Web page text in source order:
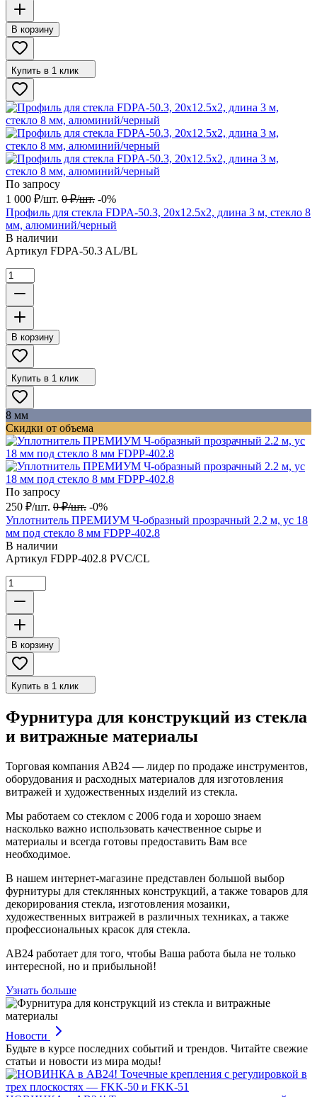
В корзину
Купить в 1 клик
По запросу
1 000 ₽/шт. 0 ₽/шт. -0%
Профиль для стекла FDPA-50.3, 20х12.5х2, длина 3 м, стекло 8
мм, алюминий/черный
В наличии
Артикул FDPA-50.3 AL/BL
В корзину
Купить в 1 клик
8 мм
Скидки от объема
По запросу
250 ₽/шт. 0 ₽/шт. -0%
Уплотнитель ПРЕМИУМ Ч-образный прозрачный 2.2 м, ус 18
мм под стекло 8 мм FDPP-402.8
В наличии
Артикул FDPP-402.8 PVC/CL
В корзину
Купить в 1 клик
Фурнитура для конструкций из стекла
и витражные материалы
Торговая компания АВ24 — лидер по продаже инструментов,
оборудования и расходных материалов для изготовления
витражей и художественных изделий из стекла.
Мы работаем со стеклом с 2006 года и хорошо знаем
насколько важно использовать качественное сырье и
материалы и всегда готовы предоставить Вам все
необходимое.
В нашем интернет-магазине представлен большой выбор
фурнитуры для стеклянных конструкций, а также товаров для
декорирования стекла, изготовления мозаики,
художественных витражей в различных техниках, а также
профессиональных красок для стекла.
АВ24 работает для того, чтобы Ваша работа была не только
интересной, но и прибыльной!
Узнать больше
Новости
Будьте в курсе последних событий и трендов. Читайте свежие
статьи и новости из мира моды!